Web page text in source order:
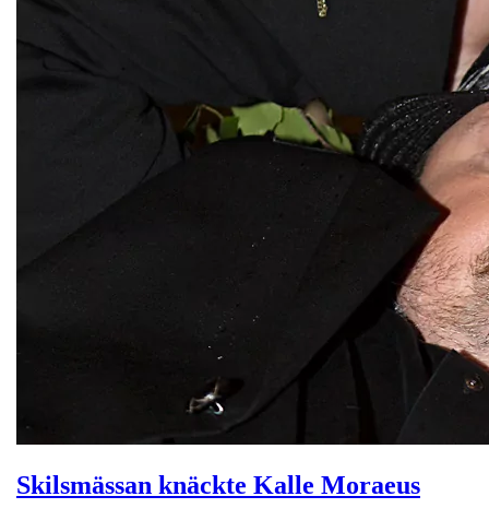
Skilsmässan knäckte Kalle Moraeus